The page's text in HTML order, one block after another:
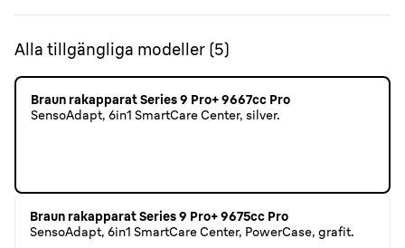
Alla tillgängliga modeller (5)
Braun rakapparat Series 9 Pro+ 9667cc Pro
SensoAdapt, 6in1 SmartCare Center, silver.
Braun rakapparat Series 9 Pro+ 9675cc Pro
SensoAdapt, 6in1 SmartCare Center, PowerCase, grafit.